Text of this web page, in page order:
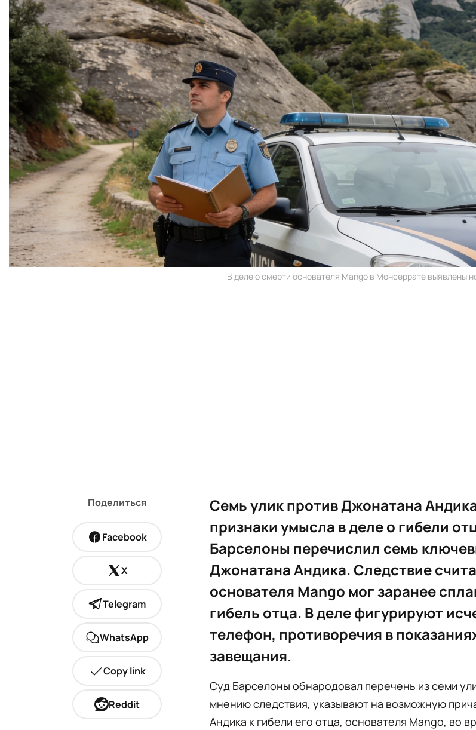
В деле о смерти основателя Mango в Монсеррате выявлены
Поделиться
Facebook
X
Telegram
WhatsApp
Copy link
Reddit
Семь улик против Джонатана
признаки умысла в деле о гибели
Барселоны перечислил семь
Джонатана Андика. Следствие
основателя Mango мог заранее
гибель отца. В деле фигурируют
телефон, противоречия в
завещания.
Суд Барселоны обнародовал перечень из семи
мнению следствия, указывают на возможную
Андика к гибели его отца, основателя Mango, во